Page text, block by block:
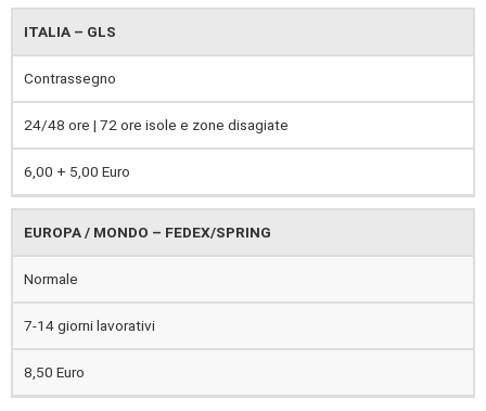
ITALIA – GLS
Contrassegno
24/48 ore | 72 ore isole e zone disagiate
6,00 + 5,00 Euro
EUROPA / MONDO – FEDEX/SPRING
Normale
7-14 giorni lavorativi
8,50 Euro